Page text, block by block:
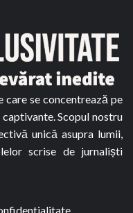
care se concentrează pe
Scopul nostru
unică asupra lumii,
scrise de jurnaliști